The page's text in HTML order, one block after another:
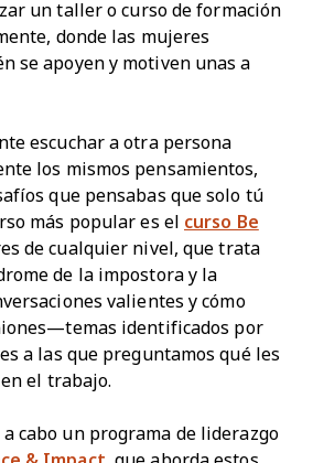
un taller o curso de formación
donde las mujeres
se apoyen y motiven unas a
escuchar a otra persona
los mismos pensamientos,
que pensabas que solo tú
más popular es el curso Be
de cualquier nivel, que trata
de la impostora y la
valientes y cómo
identificados por
a las que preguntamos qué les
el trabajo.
cabo un programa de liderazgo